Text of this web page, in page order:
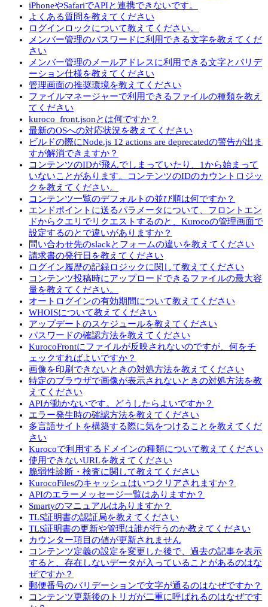
iPhoneやSafariでAPIと連携できないです。
よくある質問を教えてください
ログインロックについて教えてください。
メンバー管理のパスワードに利用できる文字を教えてくだ
さい
メンバー管理のメールアドレスに利用できる文字とバリデ
ーション仕様を教えてください
管理画面の推奨環境を教えてください
ファイルマネージャーで利用できるファイルの種類を教え
てください
kuroco_front.jsonとは何ですか？
最新のOSへの対応状況を教えてください
ビルドの際にNode.js 12 actions are deprecatedの警告が出ま
すが解消できますか？
コンテンツのIDが飛んでしまっていたり、1から始まって
いないことがあります。コンテンツのIDのカウントロジッ
クを教えてください。
コンテンツ一覧のデフォルトの並び順は何ですか？
エンドポイントに送るパラメータについて、フロントエン
ドからクエリでリクエストするのと、Kurocoの管理画面で
設定するのとで違いがありますか？
問い合わせ先のslackとフォームの違いを教えてください
請求書の発行日を教えてください
ログイン履歴の記録ロジックに関して教えてください
コンテンツ投稿時にアップロードできるファイルの最大容
量を教えてください。
オートログインの有効期間について教えてください
WHOISについて教えてください
アップデートのスケジュールを教えてください
パスワードの確認方法を教えてください
KurocoFrontにファイルが反映されないのですが、何をチ
ェックすればよいですか？
画像を印刷できないときの対処方法を教えてください
特定のブラウザで画像が表示されないときの対処方法を教
えてください
APIが動かないです。どうしたらよいですか？
エラー発生時の確認方法を教えてください
多言語サイトを構築する際に気をつけることを教えてくだ
さい
Kurocoで利用するドメインの種類について教えてください
使用できないURLを教えてください
脆弱性診断・検査に関して教えてください
KurocoFilesのキャッシュはいつクリアされますか？
APIのエラーメッセージ一覧はありますか？
Smartyのマニュアルはありますか？
TLS証明書の認証局を教えてください
TLS証明書の更新や管理は誰が行うのか教えてください
カウンター項目の値が更新されません
コンテンツ定義の設定を変更した後で、過去の記事を表示
すると、存在しないデータが入っていることがあるのはな
ぜですか？
郵便番号のバリデーションで文字が通るのはなぜですか？
コンテンツ更新後のトリガが二重に呼ばれるのはなぜです